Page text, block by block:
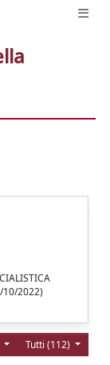
10/2022)
Tutti (112)